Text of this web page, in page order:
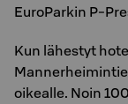
EuroParkin P-
Kun lähestyt
oikealle. Noin